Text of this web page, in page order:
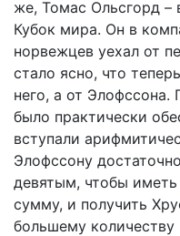
же, Томас Ольсгорд –
Кубок мира. Он в
норвежцев уехал от
стало ясно, что
него, а от
было практически
вступали
Элофссону
девятым, чтобы
сумму, и получить
большему количеству